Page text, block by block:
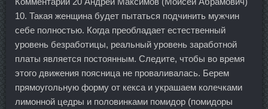
10. Такая женщина будет пытаться подчинить мужчин
себе полностью. Когда преобладает естественный
уровень безработицы, реальный уровень заработной
платы является постоянным. Следите, чтобы во время
этого движения поясница не проваливалась. Берем
прямоугольную форму от кекса и украшаем колечками
лимонной цедры и половинками помидор (помидоры